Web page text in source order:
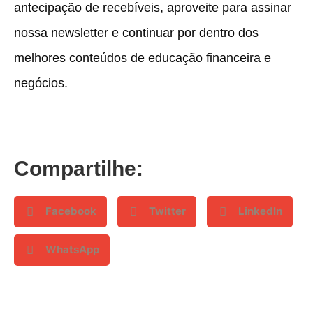
antecipação de recebíveis, aproveite para assinar
nossa newsletter e continuar por dentro dos
melhores conteúdos de educação financeira e
negócios.
Compartilhe:
Facebook Twitter LinkedIn
WhatsApp